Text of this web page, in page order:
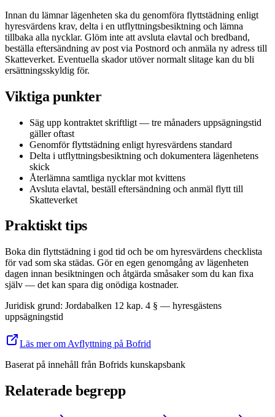
Innan du lämnar lägenheten ska du genomföra flyttstädning enligt
hyresvärdens krav, delta i en utflyttningsbesiktning och lämna
tillbaka alla nycklar. Glöm inte att avsluta elavtal och bredband,
beställa eftersändning av post via Postnord och anmäla ny adress till
Skatteverket. Eventuella skador utöver normalt slitage kan du bli
ersättningsskyldig för.
Viktiga punkter
Säg upp kontraktet skriftligt — tre månaders uppsägningstid
gäller oftast
Genomför flyttstädning enligt hyresvärdens standard
Delta i utflyttningsbesiktning och dokumentera lägenhetens
skick
Återlämna samtliga nycklar mot kvittens
Avsluta elavtal, beställ eftersändning och anmäl flytt till
Skatteverket
Praktiskt tips
Boka din flyttstädning i god tid och be om hyresvärdens checklista
för vad som ska städas. Gör en egen genomgång av lägenheten
dagen innan besiktningen och åtgärda småsaker som du kan fixa
själv — det kan spara dig onödiga kostnader.
Juridisk grund: Jordabalken 12 kap. 4 § — hyresgästens
uppsägningstid
Läs mer om Avflyttning på Bofrid
Baserat på innehåll från Bofrids kunskapsbank
Relaterade begrepp